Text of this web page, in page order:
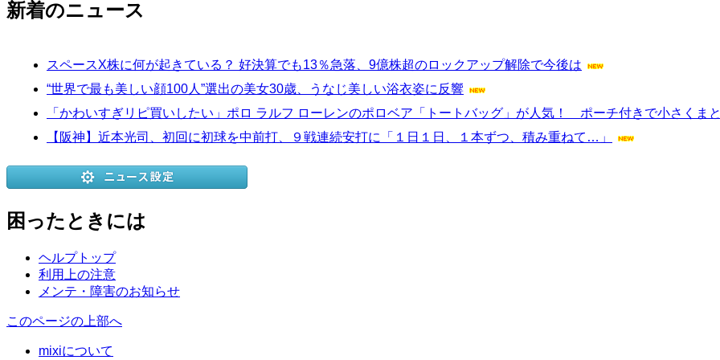
新着のニュース
スペースX株に何が起きている？ 好決算でも13％急落、9億株超のロックアップ解除で今後は
“世界で最も美しい顔100人”選出の美女30歳、うなじ美しい浴衣姿に反響
「かわいすぎリピ買いしたい」ポロ ラルフ ローレンのポロベア「トートバッグ」が人気！ ポーチ付きで小さくま
【阪神】近本光司、初回に初球を中前打、９戦連続安打に「１日１日、１本ずつ、積み重ねて…」
困ったときには
ヘルプトップ
利用上の注意
メンテ・障害のお知らせ
このページの上部へ
mixiについて